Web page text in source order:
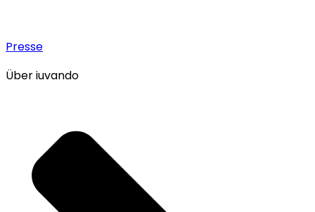
Presse
Über iuvando